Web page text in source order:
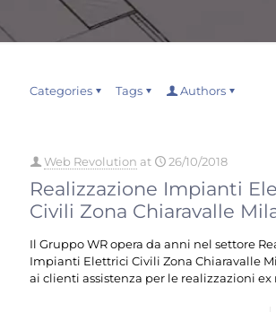
Categories Tags Authors
Web Revolution at 26/10/2018
Realizzazione Impianti
Civili Zona Chiaravalle
Il Gruppo WR opera da anni nel settore
Impianti Elettrici Civili Zona Chiaravalle
ai clienti assistenza per le realizzazioni ex